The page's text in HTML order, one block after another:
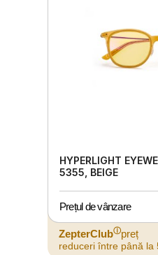
HYPERLIGHT
5355, BEIGE
Prețul de vânzare
ZepterClubⓘpreț
reduceri între până la